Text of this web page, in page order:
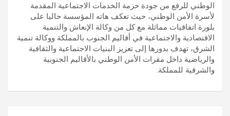
الوطني للرفع من جودة حزمة الخدمات الاجتماعية المقدمة
لأسرة الأمن الوطني، حيث تعكف هاته المؤسسة حاليا على
بلورة اتفاقيات مماثلة مع كل من وكالة الإنعاش والتنمية
الاقتصادية والاجتماعية في أقاليم الجنوب بالمملكة ووكالة تنمية
الشرق، تهدف بدورها إلى تعزيز البنيات الاجتماعية والثقافية
والرياضية داخل مقرات الأمن الوطني بالأقاليم الجنوبية
والشرقية للمملكة.